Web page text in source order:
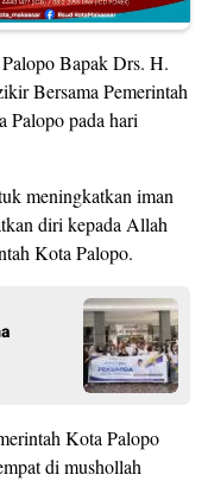
Bapak Drs. H.
Bersama Pemerintah
Palopo pada hari
meningkatkan iman
diri kepada Allah
Kota Palopo.
Kota Palopo
di mushollah